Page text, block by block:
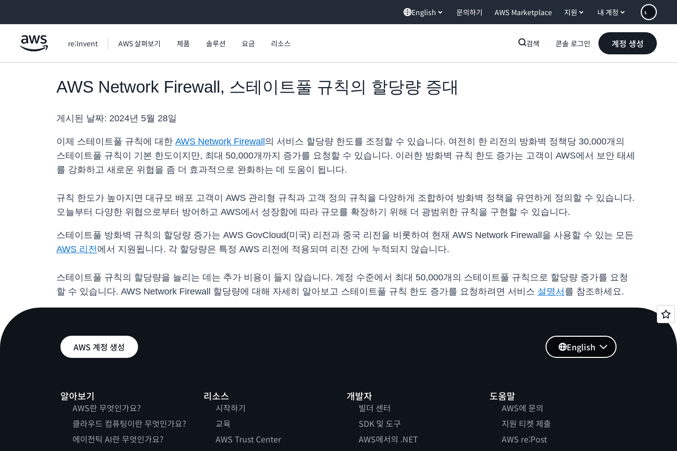
English 문의하기 AWS Marketplace 지원 내 계정
re:Invent AWS 살펴보기 제품 솔루션 요금 리소스 검색 콘솔 로그인 계정 생성
AWS Network Firewall, 스테이트풀 규칙의 할당량 증대
게시된 날짜: 2024년 5월 28일
이제 스테이트풀 규칙에 대한 AWS Network Firewall 의 서비스 할당량 한도를 조정할 수 있습니다. 여전히 한 리전의 방화벽 정책당 30,000개의
스테이트풀 규칙이 기본 한도이지만, 최대 50,000개까지 증가를 요청할 수 있습니다. 이러한 방화벽 규칙 한도 증가는 고객이 AWS에서 보안 태세
를 강화하고 새로운 위협을 좀 더 효과적으로 완화하는 데 도움이 됩니다.
규칙 한도가 높아지면 대규모 배포 고객이 AWS 관리형 규칙과 고객 정의 규칙을 다양하게 조합하여 방화벽 정책을 유연하게 정의할 수 있습니다.
오늘부터 다양한 위협으로부터 방어하고 AWS에서 성장함에 따라 규모를 확장하기 위해 더 광범위한 규칙을 구현할 수 있습니다.
스테이트풀 방화벽 규칙의 할당량 증가는 AWS GovCloud(미국) 리전과 중국 리전을 비롯하여 현재 AWS Network Firewall을 사용할 수 있는 모든
AWS 리전에서 지원됩니다. 각 할당량은 특정 AWS 리전에 적용되며 리전 간에 누적되지 않습니다.
스테이트풀 규칙의 할당량을 늘리는 데는 추가 비용이 들지 않습니다. 계정 수준에서 최대 50,000개의 스테이트풀 규칙으로 할당량 증가를 요청
할 수 있습니다. AWS Network Firewall 할당량에 대해 자세히 알아보고 스테이트풀 규칙 한도 증가를 요청하려면 서비스 설명서 를 참조하세요.
AWS 계정 생성
알아보기
AWS란 무엇인가요?
클라우드 컴퓨팅이란 무엇인가요?
에이전틱 AI란 무엇인가요?
리소스
시작하기
교육
AWS Trust Center
개발자
빌더 센터
SDK 및 도구
AWS에서의 .NET
도움말
AWS에 문의
지원 티켓 제출
AWS re:Post
English